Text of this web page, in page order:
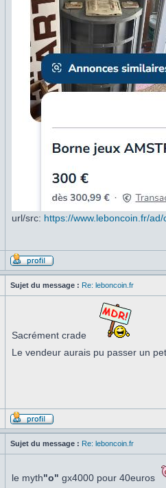
url/src: https://www.leboncoin.fr/
Sujet du message : Re: leboncoin.fr
Sacrément crade
Le vendeur aurais pu passer un
Sujet du message : Re: leboncoin.fr
le myth"o" gx4000 pour 40euros